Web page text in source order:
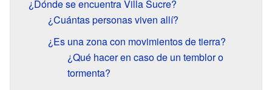
¿Dónde se encuentra Villa Sucre?
¿Cuántas personas viven allí?
¿Es una zona con movimientos de tierra?
¿Qué hacer en caso de un temblor o
tormenta?